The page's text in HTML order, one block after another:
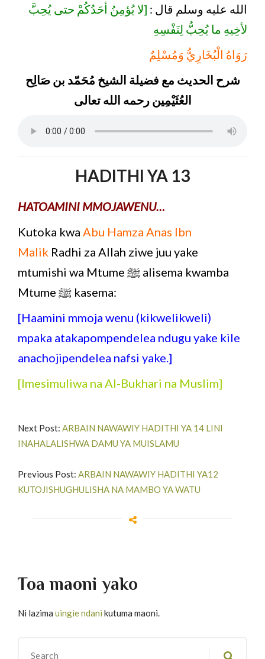
الله عليه وسلم قال : [لا يُؤمِنُ أحَدُكُمْ حتى يُحِبَّ
لأخِيهِ ما يُحِبُّ لِنَفْسِهِ
رَوَاهُ الْبُخَارِيُّ وَمُسْلِمٌ
شرح الحديث مع فضيلة الشيخ مُحَمّد بن صَالِح
العُثَيْمِين رحمه الله تعالى
HADITHI YA 13
HATOAMINI MMOJAWENU…
Kutoka kwa Abu Hamza Anas Ibn
Malik Radhi za Allah ziwe juu yake
mtumishi wa Mtume ﷺ alisema kwamba
Mtume ﷺ kasema:
[Haamini mmoja wenu (kikwelikweli)
mpaka atakapompendelea ndugu yake kile
anachojipendelea nafsi yake.]
[Imesimuliwa na Al-Bukhari na Muslim]
Next Post: ARBAIN NAWAWIY HADITHI YA 14 LINI
INAHALALISHWA DAMU YA MUISLAMU
Previous Post: ARBAIN NAWAWIY HADITHI YA12
KUTOJISHUGHULISHA NA MAMBO YA WATU
Toa maoni yako
Ni lazima uingie ndani kutuma maoni.